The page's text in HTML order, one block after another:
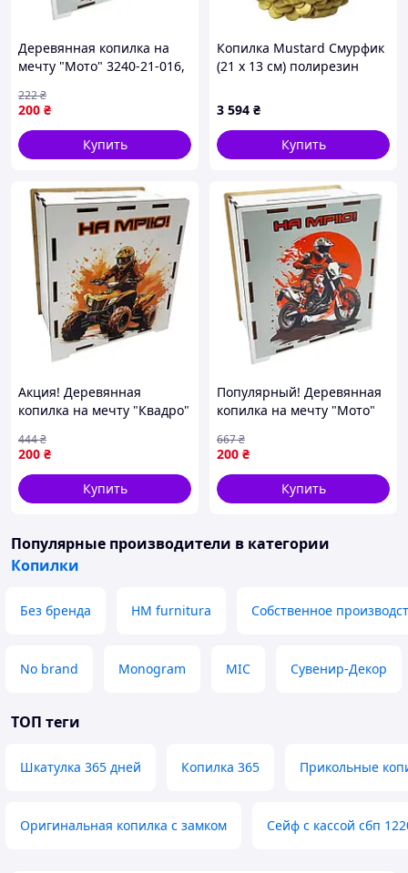
Деревянная копилка на
мечту "Мото" 3240-21-016,
200 ₴
222₴
Купить
Копилка Mustard Смурфик
(21 х 13 см) полирезин
3 594 ₴
Купить
Акция! Деревянная
копилка на мечту "Квадро"
дней - По лучшей цене!
200 ₴
444₴
Купить
Популярный! Деревянная
копилка на мечту "Мото"
дней - Лучшее качество
только на Nukleon.com.ua
200 ₴
667₴
Купить
Популярные производители в категории
Копилки
Без бренда HM furnitura Собственное
No brand Monogram MIC Сувенир-Декор
ТОП теги
Шкатулка 365 дней Копилка 365 Прикольные
Оригинальная копилка с замком Сейф с кассой сбп